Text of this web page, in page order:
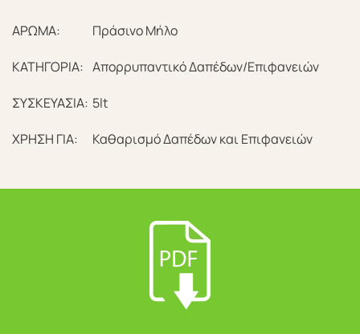
ΑΡΩΜΑ: Πράσινο Μήλο
ΚΑΤΗΓΟΡΙΑ: Απορρυπαντικό Δαπέδων/Επιφανειών
ΣΥΣΚΕΥΑΣΙΑ: 5lt
ΧΡΗΣΗ ΓΙΑ: Καθαρισμό Δαπέδων και Επιφανειών